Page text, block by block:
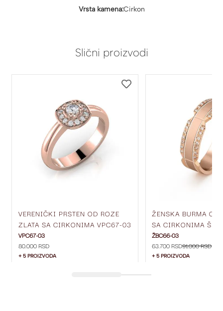
Vrsta kamena:Cirkon
Slični proizvodi
VERENIČKI PRSTEN OD ROZE
ZLATA SA CIRKONIMA VPC67-03
VPC67-03
80.000 RSD
+ 5 PROIZVODA
ŽENSKA BURMA OD
SA CIRKONIMA
ŽBC66-03
ŽBC66-03
63.700 RSD91.000 RSD
+ 5 PROIZVODA